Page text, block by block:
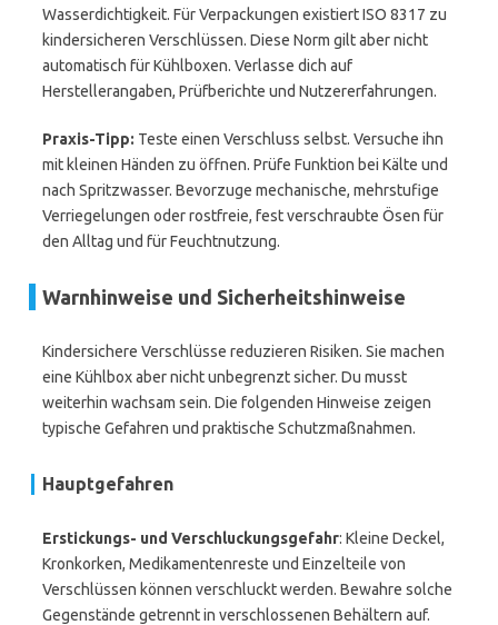
Wasserdichtigkeit. Für Verpackungen existiert ISO 8317 zu
kindersicheren Verschlüssen. Diese Norm gilt aber nicht
automatisch für Kühlboxen. Verlasse dich auf
Herstellerangaben, Prüfberichte und Nutzererfahrungen.
Praxis-Tipp: Teste einen Verschluss selbst. Versuche ihn
mit kleinen Händen zu öffnen. Prüfe Funktion bei Kälte und
nach Spritzwasser. Bevorzuge mechanische, mehrstufige
Verriegelungen oder rostfreie, fest verschraubte Ösen für
den Alltag und für Feuchtnutzung.
Warnhinweise und Sicherheitshinweise
Kindersichere Verschlüsse reduzieren Risiken. Sie machen
eine Kühlbox aber nicht unbegrenzt sicher. Du musst
weiterhin wachsam sein. Die folgenden Hinweise zeigen
typische Gefahren und praktische Schutzmaßnahmen.
Hauptgefahren
Erstickungs- und Verschluckungsgefahr: Kleine Deckel,
Kronkorken, Medikamentenreste und Einzelteile von
Verschlüssen können verschluckt werden. Bewahre solche
Gegenstände getrennt in verschlossenen Behältern auf.